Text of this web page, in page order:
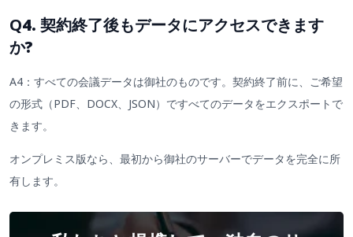
Q4. 契約終了後もデータにアクセスできます
か?
A4：すべての会議データは御社のものです。契約終了前に、ご希望
の形式（PDF、DOCX、JSON）ですべてのデータをエクスポートで
きます。
オンプレミス版なら、最初から御社のサーバーでデータを完全に所
有します。